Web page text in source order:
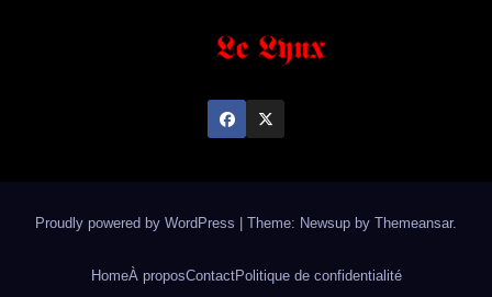
Proudly powered by WordPress Theme: Newsup by Themeansar.
HomeÀ proposContactPolitique de confidentialité